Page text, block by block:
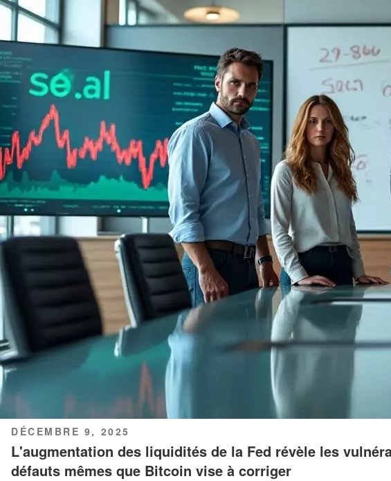
PUBLIÉ
LE
DÉCEMBRE 9, 2025
L'augmentation des liquidités de la Fed révèle les
défauts mêmes que Bitcoin vise à corriger